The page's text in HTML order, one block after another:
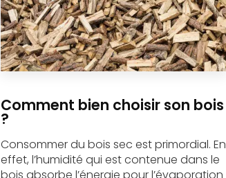
Comment bien choisir son bois
?
Consommer du bois sec est primordial. En
effet, l’humidité qui est contenue dans le
bois absorbe l’énergie pour l’évaporation